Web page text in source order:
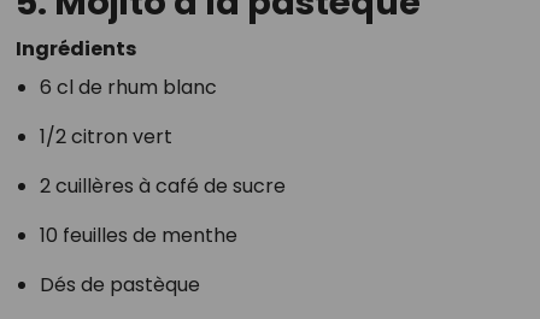
Ingrédients
6 cl de rhum blanc
1/2 citron vert
2 cuillères à café de sucre
10 feuilles de menthe
Dés de pastèque